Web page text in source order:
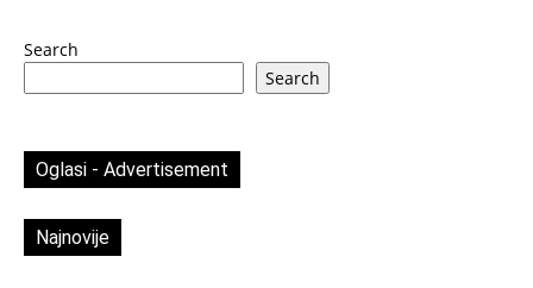
Search
Search
Oglasi - Advertisement
Najnovije